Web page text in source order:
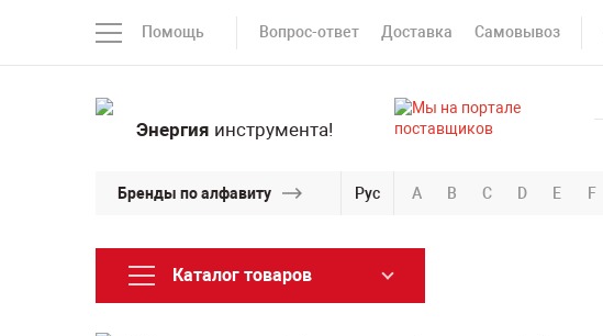
Помощь Вопрос-ответ Доставка Самовывоз
Энергия инструмента!
Бренды по алфавиту Рус A B C D E F
Каталог товаров